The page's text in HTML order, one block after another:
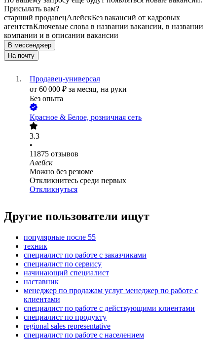
Присылать вам?
старший продавецАлейскБез вакансий от кадровых
агентствКлючевые слова в названии вакансии, в названии
компании и в описании вакансии
В мессенджер
На почту
Продавец-универсал
от 60 000 ₽ за месяц, на руки
Без опыта
Красное & Белое, розничная сеть
3.3
•
11875 отзывов
Алейск
Можно без резюме
Откликнитесь среди первых
Откликнуться
Другие пользователи ищут
популярные после 55
техник
специалист по работе с заказчиками
специалист по сервису
начинающий специалист
наставник
менеджер по продажам услуг менеджер по работе с
клиентами
специалист по работе с действующими клиентами
специалист по продукту
regional sales representative
специалист по работе с населением